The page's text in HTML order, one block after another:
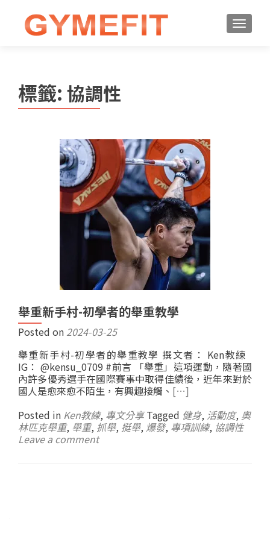
標籤: 協調性
舉重新手村-初學者的舉重教學
Posted on 2024-03-25
舉重新手村-初學者的舉重教學 撰文者： Ken教練
IG： @kensu_0709 #前言 「舉重」這項運動，隨著國
內許多優秀選手在國際賽事中取得佳績後，近年來對於
國人是愈來愈不陌生，有興趣接觸、 […]
Posted in Ken教練, 專文分享 Tagged 健身, 活動度, 奧
林匹克舉重, 舉重, 抓舉, 挺舉, 爆發, 專項訓練, 協調性
Leave a comment